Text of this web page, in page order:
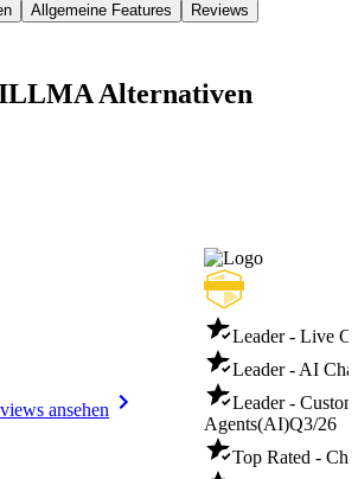
Allgemeine Features Reviews
Alternativen
ansehen
Leader - Live
Leader - AI
Leader -
Agents(AI)Q3/26
Top Rated -